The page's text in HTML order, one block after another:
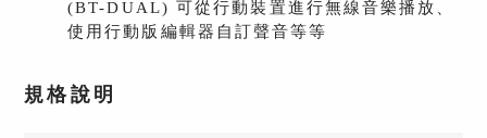
(BT-DUAL) 可從行動裝置進行無線音樂播放、
使用行動版編輯器自訂聲音等等
規格說明